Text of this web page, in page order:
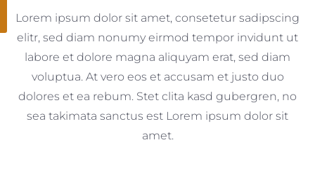
Lorem ipsum dolor sit amet, consetetur sadipscing
elitr, sed diam nonumy eirmod tempor invidunt ut
labore et dolore magna aliquyam erat, sed diam
voluptua. At vero eos et accusam et justo duo
dolores et ea rebum. Stet clita kasd gubergren, no
sea takimata sanctus est Lorem ipsum dolor sit
amet.